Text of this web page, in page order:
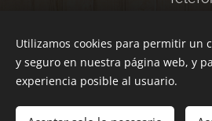
Cookies
Utilizamos cookies para permitir un
y seguro en nuestra página web, y
experiencia posible al usuario.